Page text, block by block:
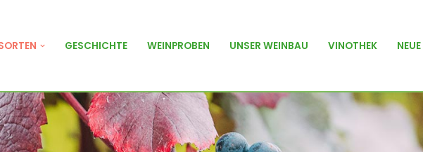
GESCHICHTE WEINPROBEN UNSER WEINBAU VINOTHEK